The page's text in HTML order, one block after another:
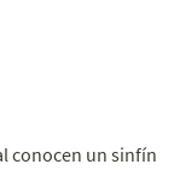
conocen un sinfín